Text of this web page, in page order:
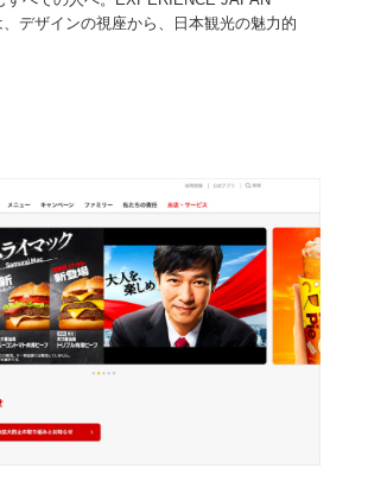
デザインの視座から、日本観光の魅力的